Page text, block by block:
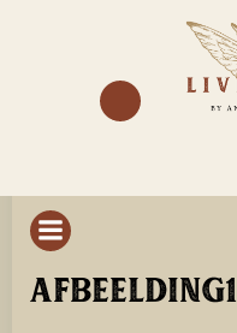
AFBEELDING1